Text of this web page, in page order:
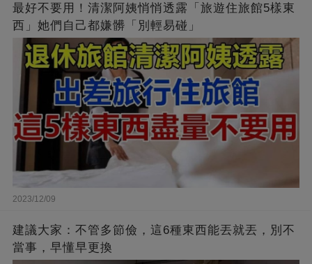
最好不要用！清潔阿姨悄悄透露「旅遊住旅館5樣東
西」她們自己都嫌髒「別輕易碰」
2023/12/09
建議大家：不管多節儉，這6種東西能丟就丟，別不
當事，早懂早更換